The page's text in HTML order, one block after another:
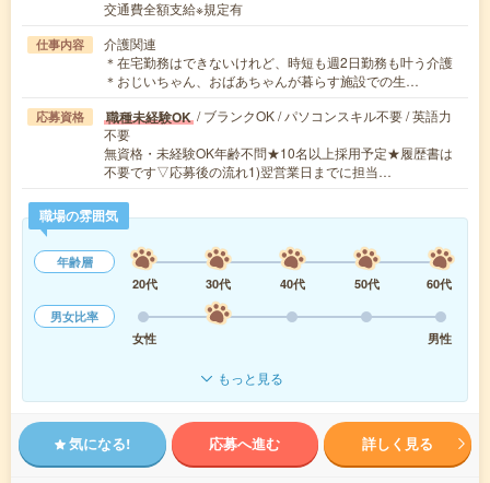
交通費全額支給※規定有
仕事内容
介護関連
＊在宅勤務はできないけれど、時短も週2日勤務も叶う介護
＊おじいちゃん、おばあちゃんが暮らす施設での生…
応募資格 職種未経験OK / ブランクOK / パソコンスキル不要 / 英語力
不要
無資格・未経験OK年齢不問★10名以上採用予定★履歴書は
不要です▽応募後の流れ1)翌営業日までに担当…
職場の雰囲気
年齢層
20代
30代 40代 50代
60代
男女比率
女性
男性
もっと見る
気になる! 応募へ進む 詳しく見る